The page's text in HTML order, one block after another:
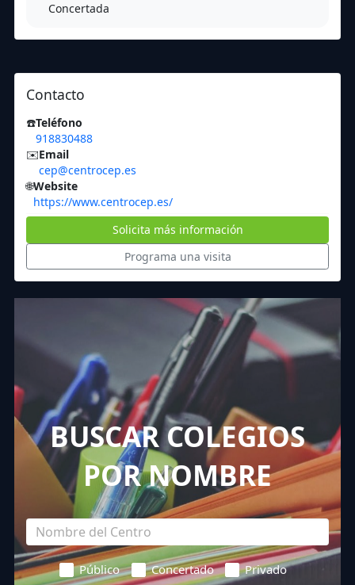
Concertada
Contacto
☎️Teléfono
918830488
✉️Email
cep@centrocep.es
🌐Website
https://www.centrocep.es/
Solicita más información
Programa una visita
BUSCAR COLEGIOS
POR NOMBRE
Público Concertado
Privado